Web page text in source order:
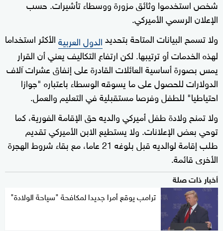
شخص استخدموا وثائق مزورة ووسطاء تأشيرات. حسب
الإعلان الرسمي الأميركي.
ولا تسمح البيانات المتاحة بتحديدالدول العربيةالأكثر استخداما
لهذه الخدمات أو ترتيبها. لكن ارتفاع التكاليف يعني أن القرار
يمس بصورة أساسية العائلات القادرة على إنفاق عشرات آلاف
الدولارات للحصول على ما يسوقه الوسطاء باعتباره "جوازا
احتياطيا" للطفل وفرصا مستقبلية في التعليم والعمل.
ولا تمنح ولادة طفل أميركي والديه حق الإقامة الفورية، كما
توحي بعض الإعلانات. ولا يستطيع الابن الأميركي تقديم
طلب إقامة لوالديه قبل بلوغه 21 عاما، مع بقاء شروط الهجرة
الأخرى قائمة.
أخبار ذات صلة
ترامب يوقع أمرا جديدا لمكافحة "سياحة الولادة"